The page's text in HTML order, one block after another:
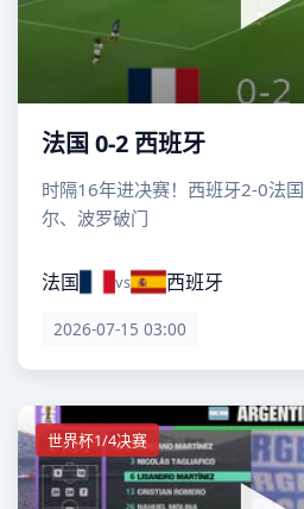
法国 0-2 西班牙
时隔16年进决赛！西班牙2-0法
尔、波罗破门
法国 vs 西班牙
2026-07-15 03:00
世界杯1/4决赛